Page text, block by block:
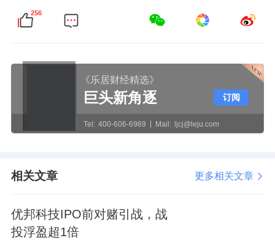
256
《乐居财经精选》
巨头新角逐
Tel: 400-606-6969 Mail: ljcj@leju.com
订阅
相关文章 更多相关文章
优邦科技IPO前对赌引战，战
投浮盈超1倍